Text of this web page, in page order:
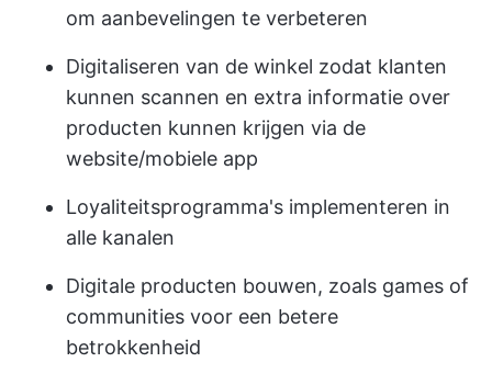
om aanbevelingen te verbeteren
Digitaliseren van de winkel zodat klanten
kunnen scannen en extra informatie over
producten kunnen krijgen via de
website/mobiele app
Loyaliteitsprogramma's implementeren in
alle kanalen
Digitale producten bouwen, zoals games of
communities voor een betere
betrokkenheid